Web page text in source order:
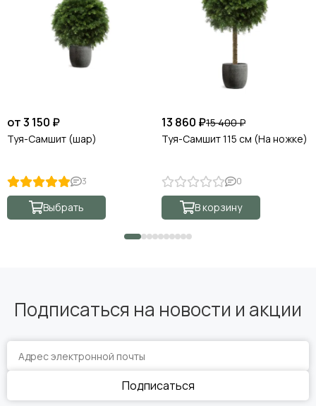
от 3 150 ₽
Туя-Самшит (шар)
3
Выбрать
13 860 ₽15 400 ₽
Туя-Самшит 115 см (На ножке)
0
В корзину
Подписаться на новости и акции
Подписаться